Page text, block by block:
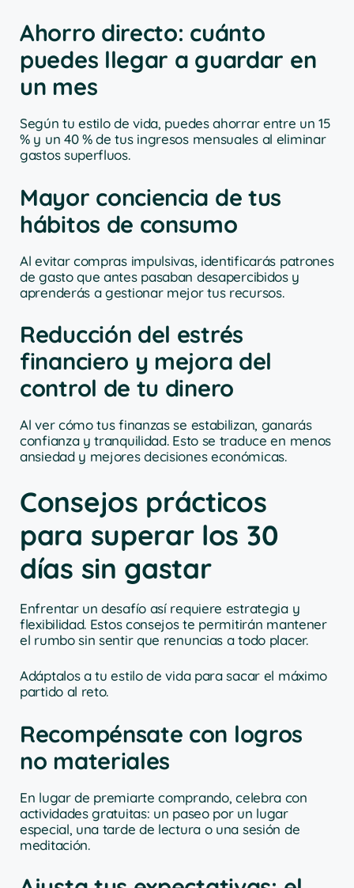
Ahorro directo: cuánto
puedes llegar a guardar en
un mes
Según tu estilo de vida, puedes ahorrar entre un 15
% y un 40 % de tus ingresos mensuales al eliminar
gastos superfluos.
Mayor conciencia de tus
hábitos de consumo
Al evitar compras impulsivas, identificarás patrones
de gasto que antes pasaban desapercibidos y
aprenderás a gestionar mejor tus recursos.
Reducción del estrés
financiero y mejora del
control de tu dinero
Al ver cómo tus finanzas se estabilizan, ganarás
confianza y tranquilidad. Esto se traduce en menos
ansiedad y mejores decisiones económicas.
Consejos prácticos
para superar los 30
días sin gastar
Enfrentar un desafío así requiere estrategia y
flexibilidad. Estos consejos te permitirán mantener
el rumbo sin sentir que renuncias a todo placer.
Adáptalos a tu estilo de vida para sacar el máximo
partido al reto.
Recompénsate con logros
no materiales
En lugar de premiarte comprando, celebra con
actividades gratuitas: un paseo por un lugar
especial, una tarde de lectura o una sesión de
meditación.